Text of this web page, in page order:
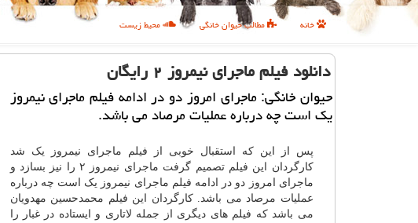
خانه مطالب حیوان خانگی محیط زیست
دانلود فیلم ماجرای نیمروز ۲ رایگان
حیوان خانگی: ماجرای امروز دو در ادامه فیلم ماجرای نیمروز
یك است چه درباره عملیات مرصاد می باشد.
پس از این که استقبال خوبی از فیلم ماجرای نیمروز یک شد
کارگردان این فیلم تصمیم گرفت ماجرای نیمروز ۲ را نیز بسازد و
ماجرای امروز دو در ادامه فیلم ماجرای نیمروز یک است چه درباره
عملیات مرصاد می باشد. کارگردان این فیلم محمدحسین مهدویان
می باشد که فیلم های دیگری از جمله لاتاری و ایستاده در غبار را